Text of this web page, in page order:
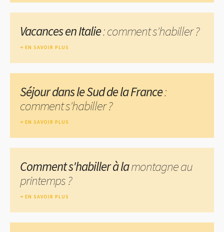
Vacances en Italie: comment s'habiller ?
EN SAVOIR PLUS
Séjour dans le Sud de la France:
comment s'habiller ?
EN SAVOIR PLUS
Comment s'habiller à lamontagne au
printemps ?
EN SAVOIR PLUS